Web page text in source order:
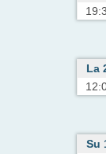
La
Su